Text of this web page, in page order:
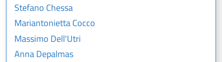
Stefano Chessa
Mariantonietta Cocco
Massimo Dell'Utri
Anna Depalmas